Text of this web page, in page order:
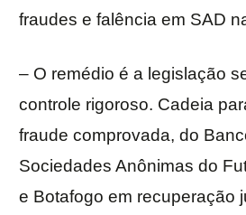
fraudes e falência em SAD
– O remédio é a legislação
controle rigoroso. Cadeia
fraude comprovada, do
Sociedades Anônimas do
e Botafogo em recuperação